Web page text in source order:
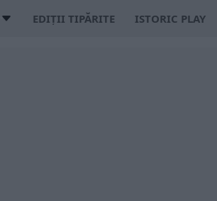
EDIȚII TIPĂRITE ISTORIC PLAY